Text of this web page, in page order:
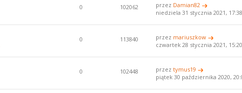
0 102062 przez Damian82
niedziela 31 stycznia 2021, 17:38
0 113840 przez mariuszkow
czwartek 28 stycznia 2021, 15:20
0 102448 przeztymus19
piątek 30 października 2020,